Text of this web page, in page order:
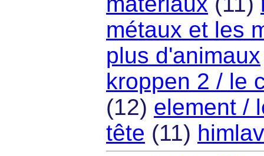
métaux et les
plus d'animaux
kroppen 2 / le
(12) element /
tête (11)